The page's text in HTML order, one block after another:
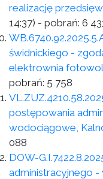
realizację
14:37) - pobrań: 6
świdnickiego -
elektrownia
pobrań: 5 758
postępowania
wodociągowe,
088
DOW-
administracyjnego -